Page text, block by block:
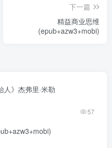
下一篇
精益商业思维
(epub+azw3+mobi)
人》杰弗里·米勒
57